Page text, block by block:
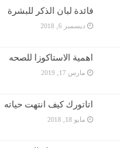
فائدة لبان الذكر للبشرة
ديسمبر 6, 2018
اهمية الاستاكوزا للصحه
مارس 17, 2019
اتاتورك كيف انتهت حياته
مايو 18, 2018